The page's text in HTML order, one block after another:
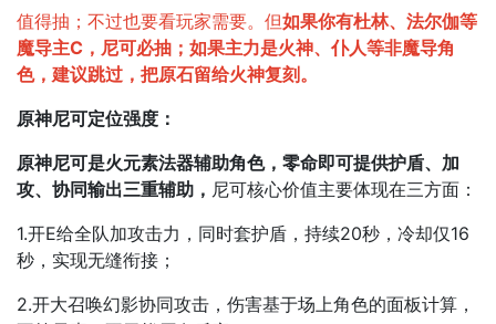
值得抽；不过也要看玩家需要。 但如果你有杜林、法尔伽等
魔导主C，尼可必抽；如果主力是火神、仆人等非魔导角
色，建议跳过，把原石留给火神复刻。
原神尼可定位强度：
原神尼可是火元素法器辅助角色，零命即可提供护盾、加
攻、协同输出三重辅助， 尼可核心价值主要体现在三方面：
1.开E给全队加攻击力，同时套护盾，持续20秒，冷却仅16
秒，实现无缝衔接；
2.开大召唤幻影协同攻击，伤害基于场上角色的面板计算，